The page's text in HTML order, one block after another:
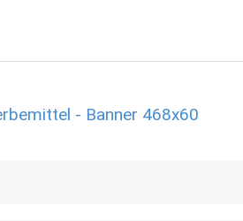
- Banner 468x60